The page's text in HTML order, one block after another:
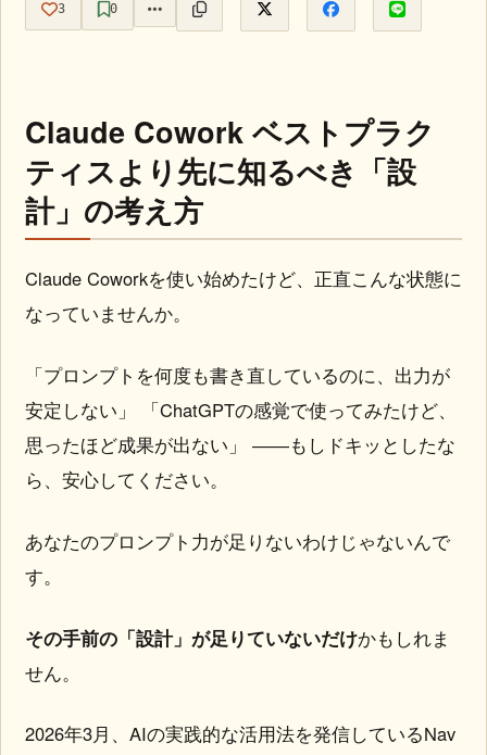
3 0
Claude Cowork ベストプラク
ティスより先に知るべき「設
計」の考え方
Claude Coworkを使い始めたけど、正直こんな状態に
なっていませんか。
「プロンプトを何度も書き直しているのに、出力が
安定しない」 「ChatGPTの感覚で使ってみたけど、
思ったほど成果が出ない」 ――もしドキッとしたな
ら、安心してください。
あなたのプロンプト力が足りないわけじゃないんで
す。
その手前の「設計」が足りていないだけかもしれま
せん。
2026年3月、AIの実践的な活用法を発信しているNav